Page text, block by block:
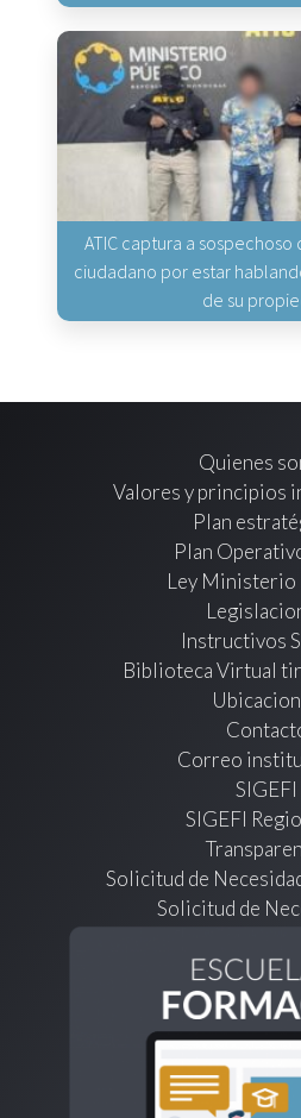
ATIC captura a
ciudadano por estar
de su
Quienes
Valores y principios
Plan
Plan
Ley Ministerio
Instructivos
Biblioteca Virtual
Correo
SIGEFI
SIGEFI
Solicitud de
Solicitud de